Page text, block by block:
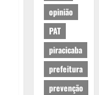
opinião
PAT
piracicaba
prefeitura
prevenção